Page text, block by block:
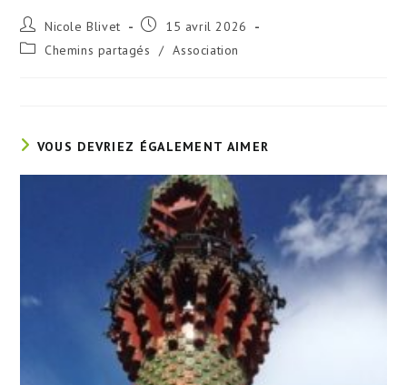
Auteur/autrice
de
la
Nicole Blivet
Publication
15 avril 2026
Post Chemins partagés / Association
VOUS DEVRIEZ ÉGALEMENT AIMER